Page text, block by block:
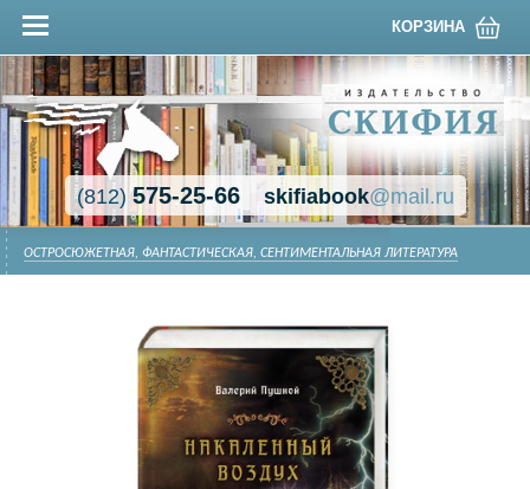
КОРЗИНА
(812)575-25-66 skifiabook@mail.ru
ОСТРОСЮЖЕТНАЯ, ФАНТАСТИЧЕСКАЯ, СЕНТИМЕНТАЛЬНАЯ ЛИТЕРАТУРА